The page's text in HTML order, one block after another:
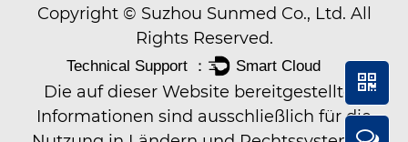
Copyright © Suzhou Sunmed Co., Ltd. All
Rights Reserved.
Die auf dieser Website bereitgestellten
Informationen sind ausschließlich für die